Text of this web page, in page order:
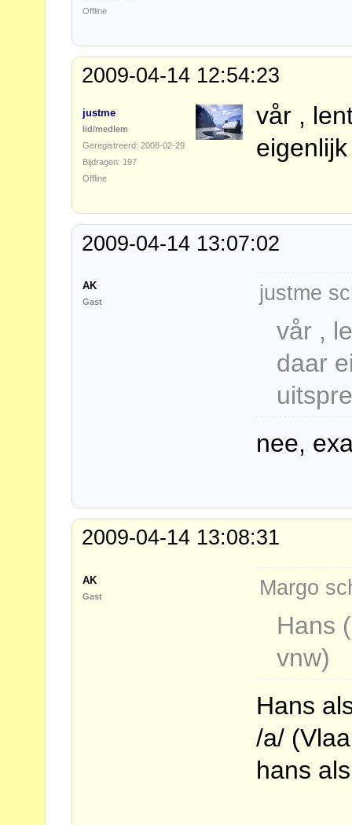
Offline
2009-04-14 12:54:23
justme
lid/medlem
Geregistreerd: 2008-02-29
Bijdragen: 197
vår ,
Offline
2009-04-14 13:07:02
AK
Gast justme
vår ,
daar
nee,
2009-04-14 13:08:31
AK
Gast Margo
Hans
vnw)
Hans
/a/
hans